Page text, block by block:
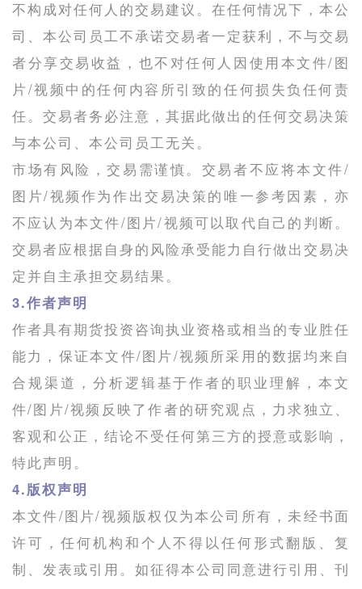
不构成对任何人的交易建议。在任何情况下，本公
司、本公司员工不承诺交易者一定获利，不与交易
者分享交易收益，也不对任何人因使用本文件/图
片/视频中的任何内容所引致的任何损失负任何责
任。交易者务必注意，其据此做出的任何交易决策
与本公司、本公司员工无关。
市场有风险，交易需谨慎。交易者不应将本文件/
图片/视频作为作出交易决策的唯一参考因素，亦
不应认为本文件/图片/视频可以取代自己的判断。
交易者应根据自身的风险承受能力自行做出交易决
定并自主承担交易结果。
3.作者声明
作者具有期货投资咨询执业资格或相当的专业胜任
能力，保证本文件/图片/视频所采用的数据均来自
合规渠道，分析逻辑基于作者的职业理解，本文
件/图片/视频反映了作者的研究观点，力求独立、
客观和公正，结论不受任何第三方的授意或影响，
特此声明。
4.版权声明
本文件/图片/视频版权仅为本公司所有，未经书面
许可，任何机构和个人不得以任何形式翻版、复
制、发表或引用。如征得本公司同意进行引用、刊